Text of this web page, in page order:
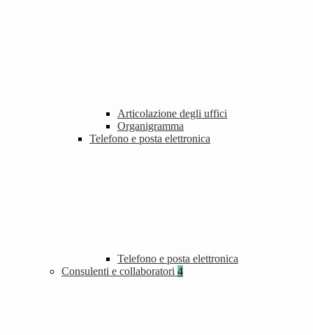
Articolazione degli uffici
Organigramma
Telefono e posta elettronica
Telefono e posta elettronica
Consulenti e collaboratori 4